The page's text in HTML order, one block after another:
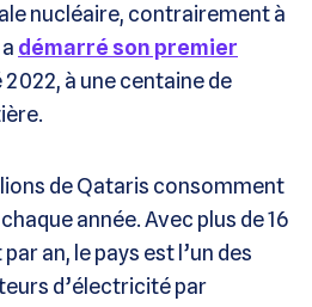
nucléaire, contrairement à
démarré son premier
2022, à une centaine de
de Qataris consomment
année. Avec plus de 16
an, le pays est l’un des
d’électricité par